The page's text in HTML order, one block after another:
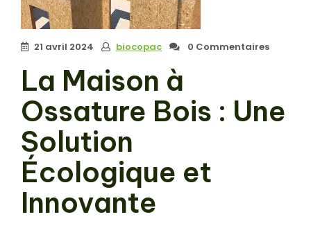
21 avril 2024 biocopac 0 Commentaires
La Maison à
Ossature Bois : Une
Solution
Écologique et
Innovante